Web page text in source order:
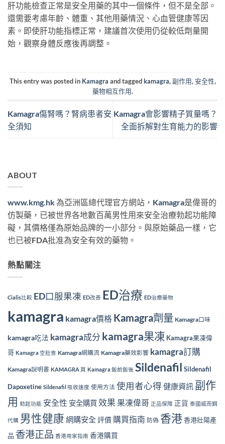
肝功能檢查正常是安全用藥的其中一個條件，但不是全部。
還需要考慮年齡、體重、其他用藥情況、心血管健康等因
素。即使肝功能指標正常，建議首次使用仍從較低劑量開
始，觀察身體反應後再調整。
This entry was posted in Kamagra and taggedkamagra,副作用,安全性,
藥物相互作用.
Kamagra傷腎嗎？腎病患者安
全須知
Kamagra會影響精子質量嗎？
全面拆解對生育能力的影響
ABOUT
www.kmg.hk為亞洲區總代理官方網站， Kamagra是偉哥的
仿製藥，已被世界各地數百萬男性用來安全治療勃起功能障
礙，其價格僅為原始品牌的一小部分。與原始藥品一樣，它
也已被FDA批准為安全有效的藥物。
熱點關注
Cialis比較 ED口服果凍 ED改善 ED治療 ED治療藥物
kamagra kamagra價格 Kamagra劑量 Kamagra口味
kamagra吃法 kamagra成分 kamagra果凍 Kamagra果凍偉
哥 Kamagra 空肚食 Kamagra網購流 Kamagra藥效影響 kamagra訂購
Kamagra說明書 KAMAGRA 買 Kamagra 飯前飯後 Sildenafil Sildenafil
Dapoxetine Sildenafil 吸收速度 使用方法 使用者心得 健康資訊 副作
用 勃起功能 安全性 安全購買 效果 果凍偉哥 正品保障 正貨 泰國威而鋼
代購 男性健康 網購安全評價 購買指南 防偽 香港香港壯陽產
品 香港正品 香港用家指南 香港購買